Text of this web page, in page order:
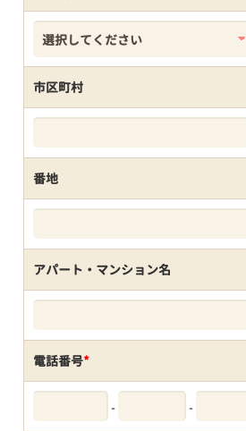
市区町村
番地
アパート・マンション名
電話番号*
- -